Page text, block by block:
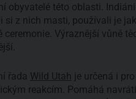
obyvatelé této oblasti.
si z nich masti, používali je
ceremonie. Výraznější vůně
řada Wild Utah je určená i
reakcím. Pomáhá